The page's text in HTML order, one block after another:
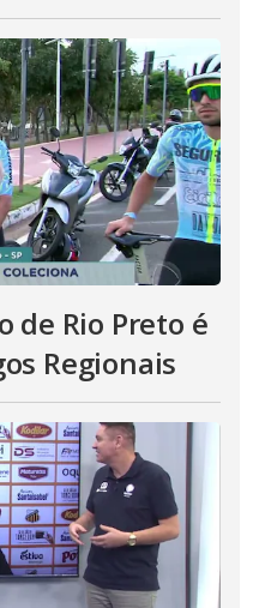
de Rio Preto é
Regionais